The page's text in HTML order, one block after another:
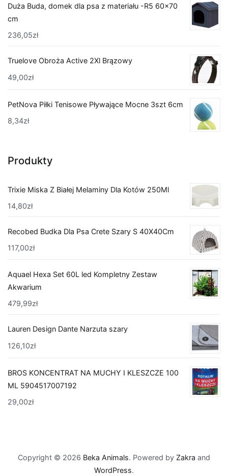
Duża Buda, domek dla psa z materiału -R5 60x70
cm
236,05zł
Truelove Obroża Active 2Xl Brązowy
49,00zł
PetNova Piłki Tenisowe Pływające Mocne 3szt 6cm
8,34zł
Produkty
Trixie Miska Z Białej Melaminy Dla Kotów 250Ml
14,80zł
Recobed Budka Dla Psa Crete Szary S 40X40Cm
117,00zł
Aquael Hexa Set 60L led Kompletny Zestaw
Akwarium
479,99zł
Lauren Design Dante Narzuta szary
126,10zł
BROS KONCENTRAT NA MUCHY I KLESZCZE 100
ML 5904517007192
29,00zł
Copyright © 2026 Beka Animals. Powered by Zakra and
WordPress.